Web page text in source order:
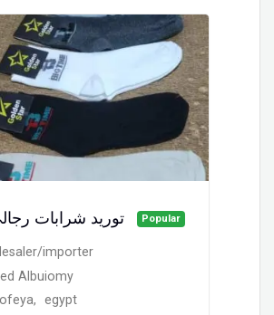
توريد شرابات Popular
importer
Albuiomy
,
egypt